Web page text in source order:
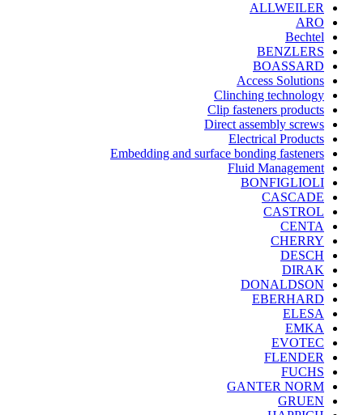
ALLWEILER
ARO
Bechtel
BENZLERS
BOASSARD
Access Solutions
Clinching technology
Clip fasteners products
Direct assembly screws
Electrical Products
Embedding and surface bonding fasteners
Fluid Management
BONFIGLIOLI
CASCADE
CASTROL
CENTA
CHERRY
DESCH
DIRAK
DONALDSON
EBERHARD
ELESA
EMKA
EVOTEC
FLENDER
FUCHS
GANTER NORM
GRUEN